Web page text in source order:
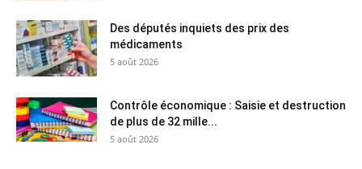
Des députés inquiets des prix des
médicaments
5 août 2026
Contrôle économique : Saisie et destruction
de plus de 32 mille...
5 août 2026